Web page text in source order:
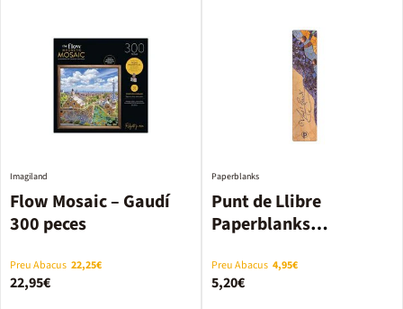
Flow Mosaic – Gaudí
300 peces
Imagiland
Preu Abacus 22,25€
22,95€
Punt de Llibre
Paperblanks
de Gaudí
Paperblanks
Preu Abacus 4,95€
5,20€